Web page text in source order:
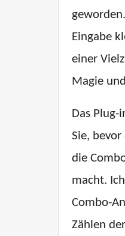
Eingabe
einer
Magie
Das
Sie,
die
macht.
Combo-
Zählen